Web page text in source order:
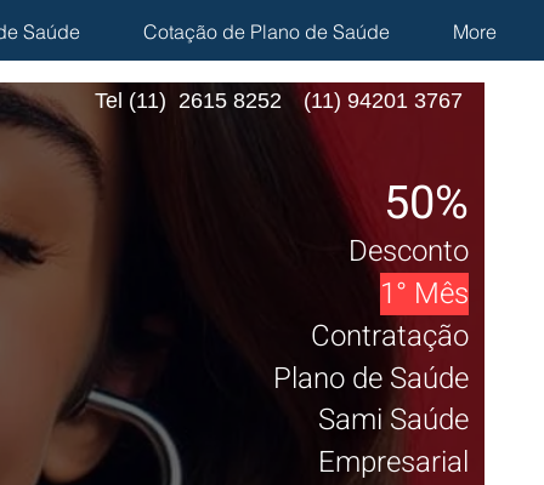
Saúde Cotação de Plano de Saúde More
50%
Desconto
1° Mês
Contratação
Plano de Saúde
Sami Saúde
Empresarial
Tel (11) 2615 8252 (11) 94201 3767